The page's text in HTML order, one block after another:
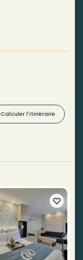
Calculer l'itinéraire